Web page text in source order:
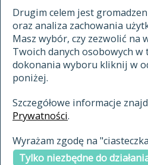
Drugim celem jest
oraz analiza zachowania
Masz wybór, czy zezwolić na
Twoich danych osobowych w
dokonania wyboru kliknij w
poniżej.
Szczegółowe informacje
Prywatności.
Wyrażam zgodę na
Tylko niezbędne do
materiały archiwalne
cytowanie
kontakt
indeksie